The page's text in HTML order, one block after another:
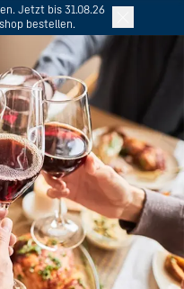
Jetzt bis 31.08.26
bestellen.